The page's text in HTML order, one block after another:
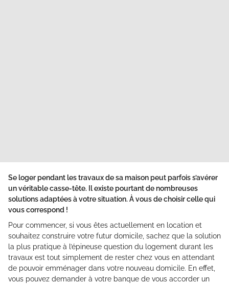
Se loger pendant les travaux de sa maison peut parfois s’avérer
un véritable casse-tête. Il existe pourtant de nombreuses
solutions adaptées à votre situation. À vous de choisir celle qui
vous correspond !
Pour commencer, si vous êtes actuellement en location et
souhaitez construire votre futur domicile, sachez que la solution
la plus pratique à l’épineuse question du logement durant les
travaux est tout simplement de rester chez vous en attendant
de pouvoir emménager dans votre nouveau domicile. En effet,
vous pouvez demander à votre banque de vous accorder un